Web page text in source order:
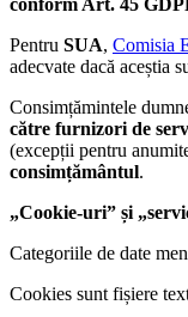
conform Art. 45
Pentru SUA, Comisia
adecvate dacă aceștia
Consimțămintele
către furnizori de
(excepții pentru
consimțământul.
„Cookie-uri” și
Categoriile de date
Cookies sunt fișiere